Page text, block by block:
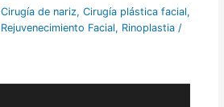
Cirugía de nariz, Cirugía plástica facial,
Rejuvenecimiento Facial, Rinoplastia/